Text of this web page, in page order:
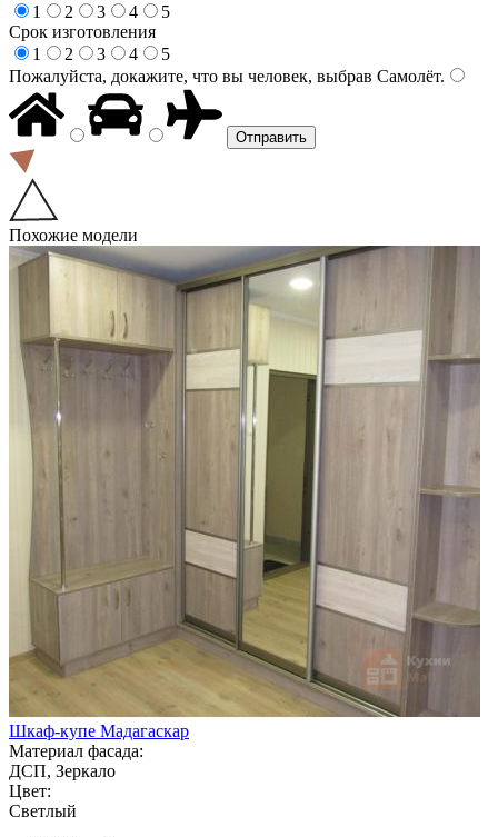
1
2 3 4
5
Срок изготовления
1
2 3 4
5
Пожалуйста, докажите, что вы человек, выбрав Самолёт.
Похожие модели
Шкаф-купе Мадагаскар
Материал фасада:
ДСП, Зеркало
Цвет:
Светлый